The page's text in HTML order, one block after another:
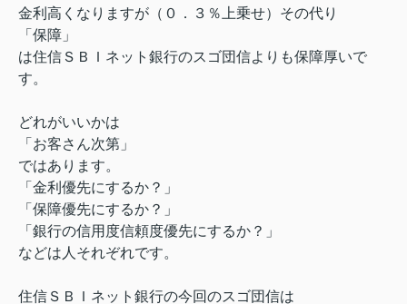
金利高くなりますが（０．３％上乗せ）その代り
「保障」
は住信ＳＢＩネット銀行のスゴ団信よりも保障厚いで
す。
どれがいいかは
「お客さん次第」
ではあります。
「金利優先にするか？」
「保障優先にするか？」
「銀行の信用度信頼度優先にするか？」
などは人それぞれです。
住信ＳＢＩネット銀行の今回のスゴ団信は